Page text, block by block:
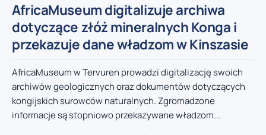
AfricaMuseum digitalizuje archiwa
dotyczące złóż mineralnych Konga i
przekazuje dane władzom w Kinszasie
AfricaMuseum w Tervuren prowadzi digitalizację swoich
archiwów geologicznych oraz dokumentów dotyczących
kongijskich surowców naturalnych. Zgromadzone
informacje są stopniowo przekazywane władzom...